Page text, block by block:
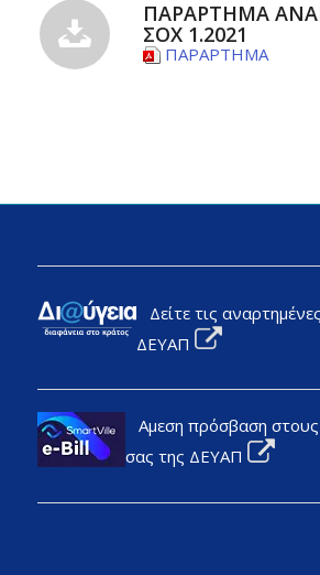
ΠΑΡΑΡΤΗΜΑ
ΣΟΧ 1.2021
ΠΑΡΑΡΤΗΜΑ
Δείτε τις
ΔΕΥΑΠ
Αμεση πρόσβαση
σας της ΔΕΥΑΠ